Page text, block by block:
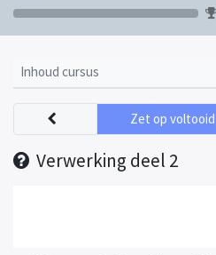
Inhoud cursus
Verwerking deel 2
Zet op voltooid